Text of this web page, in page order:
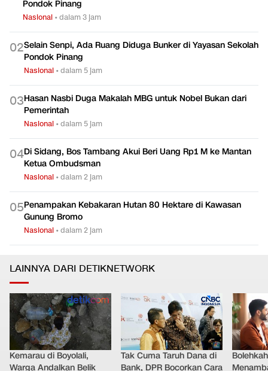
Pondok Pinang
Nasional •dalam 3 jam
02Selain Senpi, Ada Ruang Diduga Bunker di Yayasan Sekolah
Pondok Pinang
Nasional •dalam 5 jam
03Hasan Nasbi Duga Makalah MBG untuk Nobel Bukan dari
Pemerintah
Nasional •dalam 5 jam
04Di Sidang, Bos Tambang Akui Beri Uang Rp1 M ke Mantan
Ketua Ombudsman
Nasional •dalam 2 jam
05Penampakan Kebakaran Hutan 80 Hektare di Kawasan
Gunung Bromo
Nasional •dalam 2 jam
LAINNYA DARI DETIKNETWORK
Kemarau di Boyolali,
Warga Andalkan Belik
Tak Cuma Taruh Dana di
Bank, DPR Bocorkan Cara